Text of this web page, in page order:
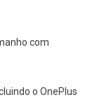
com
o OnePlus